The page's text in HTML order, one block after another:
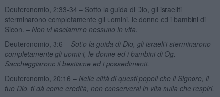
Deuteronomio, 2:33-34 – Sotto la guida di Dio, gli israeliti
sterminarono completamente gli uomini, le donne ed i bambini di
Sicon. – Non vi lasciammo nessuno in vita.
Deuteronomio, 3:6 – Sotto la guida di Dio, gli israeliti sterminarono
completamente gli uomini, le donne ed i bambini di Og.
Saccheggiarono il bestiame ed i possedimenti.
Deuteronomio, 20:16 – Nelle città di questi popoli che il Signore, il
tuo Dio, ti dà come eredità, non conserverai in vita nulla che respiri.